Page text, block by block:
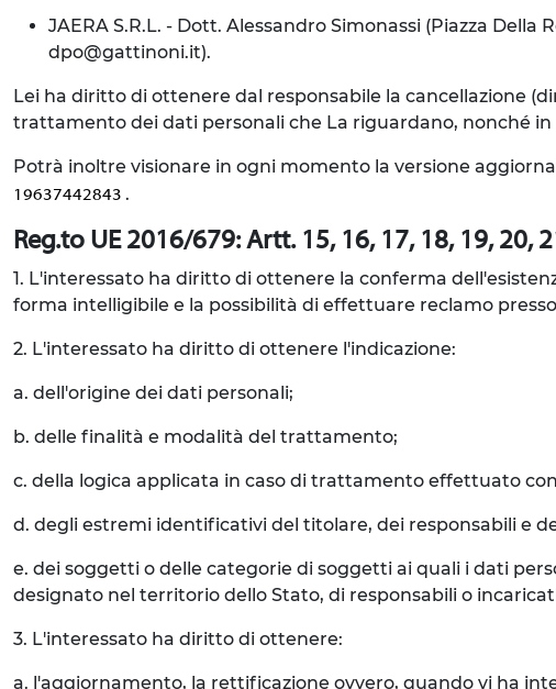
JAERA S.R.L. - Dott. Alessandro Simonassi (Piazza
dpo@gattinoni.it).
Lei ha diritto di ottenere dal responsabile la cancellazione
trattamento dei dati personali che La riguardano, nonché in
Potrà inoltre visionare in ogni momento la versione
19637442843 .
Reg.to UE 2016/679: Artt. 15, 16, 17, 18, 19, 20,
1. L'interessato ha diritto di ottenere la conferma
forma intelligibile e la possibilità di effettuare reclamo
2. L'interessato ha diritto di ottenere l'indicazione:
a. dell'origine dei dati personali;
b. delle finalità e modalità del trattamento;
c. della logica applicata in caso di trattamento effettuato
d. degli estremi identificativi del titolare, dei responsabili e
e. dei soggetti o delle categorie di soggetti ai quali i dati
designato nel territorio dello Stato, di responsabili o
3. L'interessato ha diritto di ottenere:
a. l'aggiornamento, la rettificazione ovvero, quando vi ha